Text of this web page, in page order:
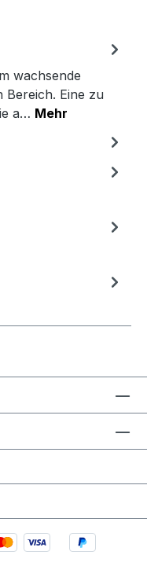
wachsende
Bereich. Eine zu
a… Mehr